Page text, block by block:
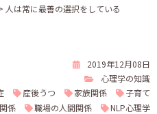
人は常に最善の選択をしている
2019年12月08日
心理学の知識
産後うつ 家族関係
子育て
係
職場の人間関係 NLP心理学